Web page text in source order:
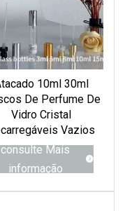
10ml 30ml
De Perfume De
Vidro Cristal
​​vazios
consulte Mais
informação